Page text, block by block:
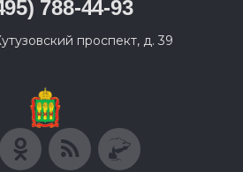
788-44-93
проспект, д. 39